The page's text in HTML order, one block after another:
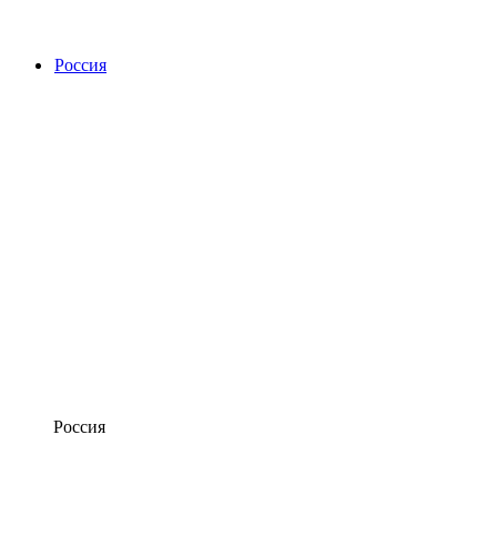
Россия
Россия